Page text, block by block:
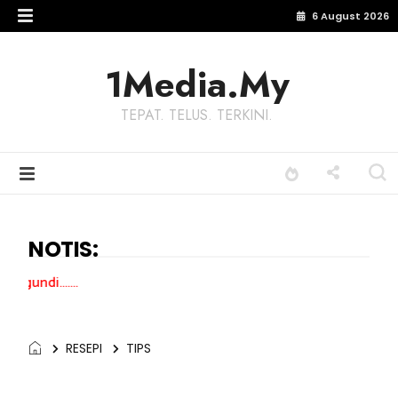
6 August 2026
1Media.My
TEPAT. TELUS. TERKINI.
NOTIS:
RESEPI TIPS